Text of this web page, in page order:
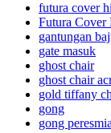
futura cover
Futura Cover
gantungan
gate masuk
ghost chair
ghost chair
gold tiffany
gong
gong